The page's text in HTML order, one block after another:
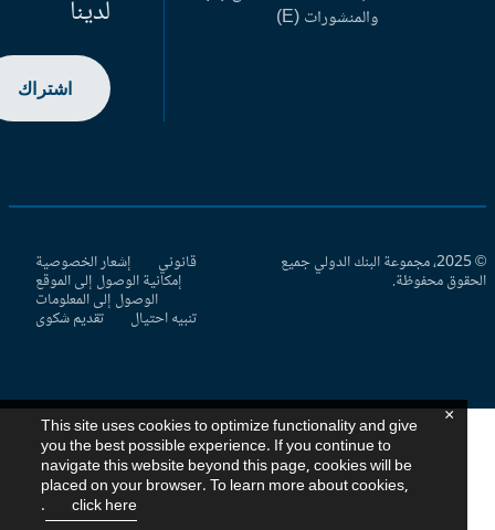
والمنشورات (E)
لدينا
اشتراك
© 2025، مجموعة البنك الدولي جميع
محفوظة.
قانوني إشعار الخصوصية
إمكانية الوصول إلى الموقع
الوصول إلى المعلومات
تنبيه احتيال تقديم شكوى
This site uses cookies to optimize functionality and give
you the best possible experience. If you continue to
navigate this website beyond this page, cookies will be
placed on your browser. To learn more about cookies,
click here
×